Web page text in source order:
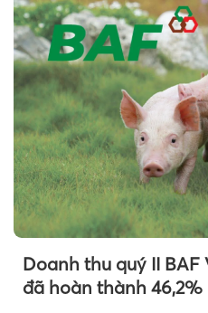
Doanh thu quý II
đã hoàn thành